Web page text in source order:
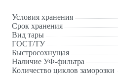
Условия хранения
Срок хранения
Вид тары
ГОСТ/ТУ
Быстросохнущая
Наличие УФ-фильтра
Количество циклов заморозки